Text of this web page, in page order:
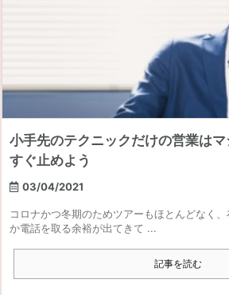
小手先のテクニックだけの営業は
すぐ止めよう
03/04/2021
コロナかつ冬期のためツアーもほとんどなく
か電話を取る余裕が出てきて ...
記事を読む